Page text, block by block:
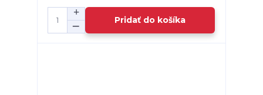
Pridať do košíka